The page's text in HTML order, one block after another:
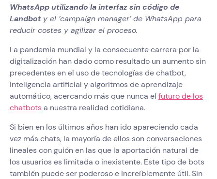
WhatsApp utilizando la interfaz sin código de
Landbot y el ‘campaign manager’ de WhatsApp para
reducir costes y agilizar el proceso.
La pandemia mundial y la consecuente carrera por la
digitalización han dado como resultado un aumento sin
precedentes en el uso de tecnologías de chatbot,
inteligencia artificial y algoritmos de aprendizaje
automático, acercando más que nunca el futuro de los
chatbotsa nuestra realidad cotidiana.
Si bien en los últimos años han ido apareciendo cada
vez más chats, la mayoría de ellos son conversaciones
lineales con guión en las que la aportación natural de
los usuarios es limitada o inexistente. Este tipo de bots
también puede ser poderoso e increíblemente útil. Sin